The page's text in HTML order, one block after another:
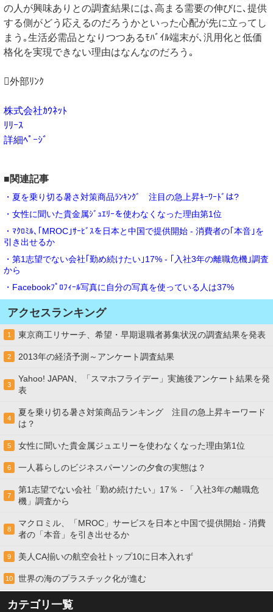
の人が興味ありとの調査結果には､高まる需要の伸びに､提供
する側がどう応えるのだろうかといった心配が先に立ってし
まう｡生活必需品となりつつあるﾓﾊﾞｲﾙ端末が､汎用化と低価
格化を実現できない理由はなんなのだろう｡
外部ﾘﾝｸ
株式会社ｶｳﾈｯﾄ
ﾘﾘｰｽ
詳細ﾍﾟｰｼﾞ
■関連記事
・夏を乗り切る暑さ対策商品ﾗﾝｷﾝｸﾞ 注目の急上昇ｷｰﾜｰﾄﾞは?
・女性に聞いた貴金属ｼﾞｭｴﾘｰを使わなくなった理由第1位
・ﾏｸﾛﾐﾙ､｢MROC｣ｻｰﾋﾞｽを日本と中国で提供開始 - 消費者の｢本音｣を
引き出せるか
・第1志望でない会社｢勤め続けたい｣17% - ｢入社3年の離職危機｣調査
から
・Facebookﾌﾟﾛﾌｨｰﾙ写真に自分の写真を使っている人は37%
アクセスランキング
1 東京商工リサーチ、希望・早期退職者募集状況の調査結果を発表
2 2013年の経済予測～アンケート調査結果
3
Yahoo! JAPAN、「スマホフライデー」実施後アンケート結果を発
表
4
夏を乗り切る暑さ対策商品ランキング 注目の急上昇キーワード
は？
5 女性に聞いた貴金属ジュエリーを使わなくなった理由第1位
6 一人暮らしのビジネスパーソンの夕食の実態は？
7
第1志望でない会社「勤め続けたい」17％ - 「入社3年の離職危
機」調査から
8
マクロミル、「MROC」サービスを日本と中国で提供開始 - 消費
者の「本音」を引き出せるか
9 美人CA揃いの航空会社トップ10に日本入れず
10 世界の海のプラスチック化が進む
カテゴリ一覧